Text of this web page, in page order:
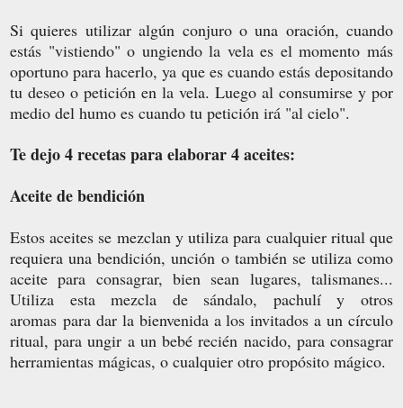
Si quieres utilizar algún conjuro o una oración, cuando
estás "vistiendo" o ungiendo la vela es el momento más
oportuno para hacerlo, ya que es cuando estás depositando
tu deseo o petición en la vela. Luego al consumirse y por
medio del humo es cuando tu petición irá "al cielo".
Te dejo 4 recetas para elaborar 4 aceites:
Aceite de bendición
Estos aceites se mezclan y utiliza para cualquier ritual que
requiera una bendición, unción o también se utiliza como
aceite para consagrar, bien sean lugares, talismanes...
Utiliza esta mezcla de sándalo, pachulíy otros
aromas para dar la bienvenida a los invitados a un círculo
ritual, paraungir a un bebé recién nacido, paraconsagrar
herramientas mágicas, o cualquier otro propósito mágico.